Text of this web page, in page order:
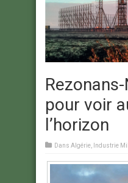
pour voir
l’horizon
Dans Algérie Industrie